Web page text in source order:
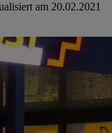
am 20.02.2021